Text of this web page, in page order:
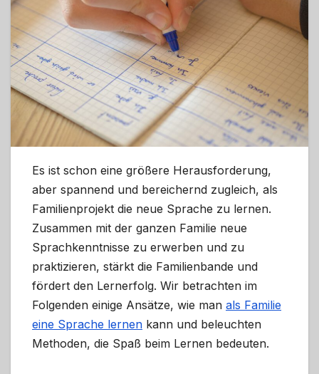
Es ist schon eine größere Herausforderung,
aber spannend und bereichernd zugleich, als
Familienprojekt die neue Sprache zu lernen.
Zusammen mit der ganzen Familie neue
Sprachkenntnisse zu erwerben und zu
praktizieren, stärkt die Familienbande und
fördert den Lernerfolg. Wir betrachten im
Folgenden einige Ansätze, wie man als Familie
eine Sprache lernen kann und beleuchten
Methoden, die Spaß beim Lernen bedeuten.